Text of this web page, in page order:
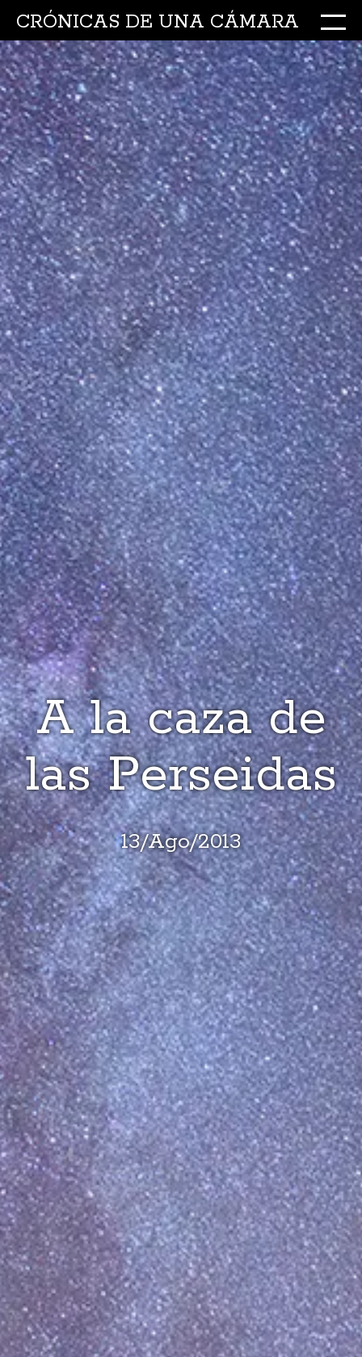
CRÓNICAS DE UNA CÁMARA
Ir
al
A la caza de
las Perseidas
13/Ago/2013